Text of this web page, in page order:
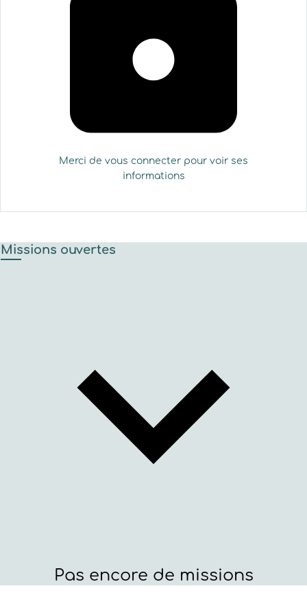
Merci de vous connecter pour voir ses
informations
Missions ouvertes
Pas encore de missions